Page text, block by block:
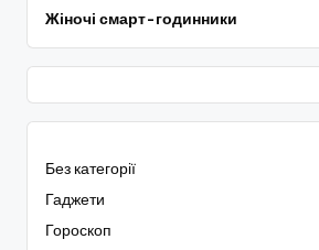
Жіночі смарт-годинники
Без категорії
Гаджети
Гороскоп